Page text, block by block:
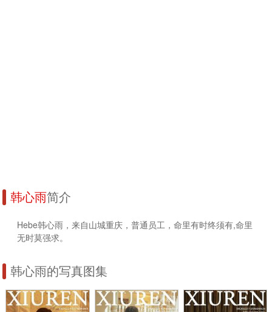
韩心雨简介
Hebe韩心雨，来自山城重庆，普通员工，命里有时终须有,命里
无时莫强求。
韩心雨的写真图集